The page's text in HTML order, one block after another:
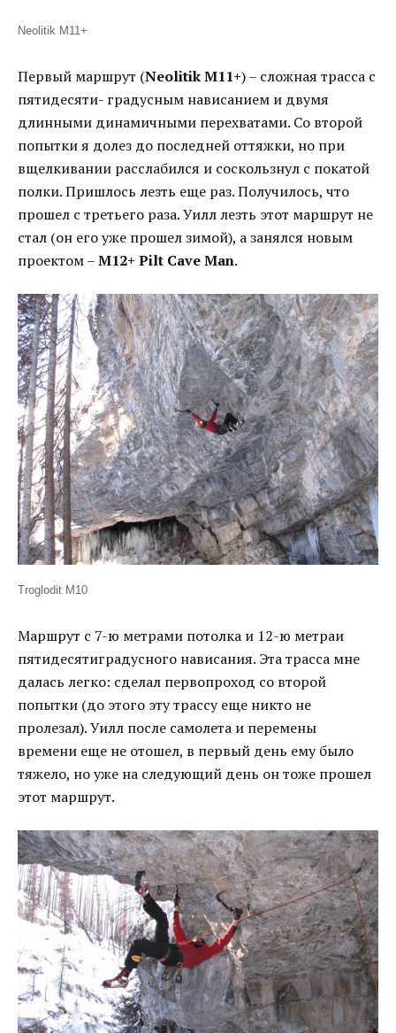
Neolitik M11+
Первый маршрут (Neolitik М11+) – сложная трасса с
пятидесяти- градусным нависанием и двумя
длинными динамичными перехватами. Со второй
попытки я долез до последней оттяжки, но при
вщелкивании расслабился и соскользнул с покатой
полки. Пришлось лезть еще раз. Получилось, что
прошел с третьего раза. Уилл лезть этот маршрут не
стал (он его уже прошел зимой), а занялся новым
проектом –М12+ Pilt Cave Man.
Troglodit M10
Маршрут с 7-ю метрами потолка и 12-ю метраи
пятидесятиградусного нависания. Эта трасса мне
далась легко: сделал первопроход со второй
попытки (до этого эту трассу еще никто не
пролезал). Уилл после самолета и перемены
времени еще не отошел, в первый день ему было
тяжело, но уже на следующий день он тоже прошел
этот маршрут.